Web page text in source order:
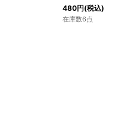
480円(税込)
在庫数6点